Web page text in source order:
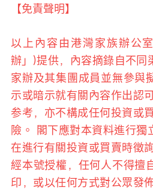
【免責聲明】
以上內容由港灣家族辦公
辦」)提供，內容摘錄自不同
家辦及其集團成員並無參與
示或暗示就有關內容作出認
参考，亦不構成任何投資或
險。 閣下應對本資料進行獨
在進行有關投資或買賣時徵
經本號授權，任何人不得擅
印，或以任何方式對公眾發